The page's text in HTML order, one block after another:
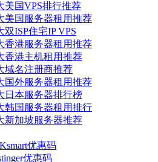
美国VPS排行推荐
美国服务器租用推荐
双ISP住宅IP VPS
香港服务器租用推荐
香港主机租用推荐
域名注册商推荐
国外服务器租用推荐
日本服务器排行榜
韩国服务器租用排行
新加坡服务器推荐
优惠码
优惠码